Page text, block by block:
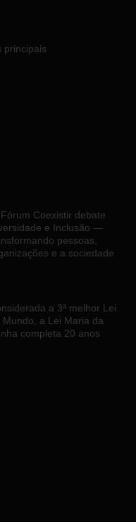
principais
Fórum Coexistir debate
e Inclusão —
pessoas,
e a sociedade
a 3ª melhor Lei
Mundo, a Lei Maria da
completa 20 anos